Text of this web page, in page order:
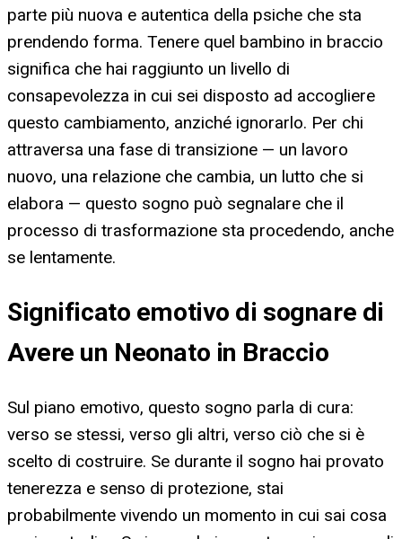
parte più nuova e autentica della psiche che sta
prendendo forma. Tenere quel bambino in braccio
significa che hai raggiunto un livello di
consapevolezza in cui sei disposto ad accogliere
questo cambiamento, anziché ignorarlo. Per chi
attraversa una fase di transizione — un lavoro
nuovo, una relazione che cambia, un lutto che si
elabora — questo sogno può segnalare che il
processo di trasformazione sta procedendo, anche
se lentamente.
Significato emotivo di sognare di
Avere un Neonato in Braccio
Sul piano emotivo, questo sogno parla di cura:
verso se stessi, verso gli altri, verso ciò che si è
scelto di costruire. Se durante il sogno hai provato
tenerezza e senso di protezione, stai
probabilmente vivendo un momento in cui sai cosa